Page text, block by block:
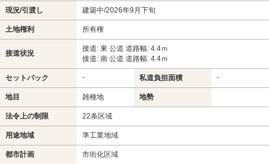
現況/引渡し 建築中/2026年9月下旬
土地権利 所有権
接道状況
接道: 東 公道 道路幅: 4.4ｍ
接道: 南 公道 道路幅: 4.4ｍ
セットバック - 私道負担面積 -
地目 雑種地 地勢
法令上の制限 22条区域
用途地域 準工業地域
都市計画 市街化区域